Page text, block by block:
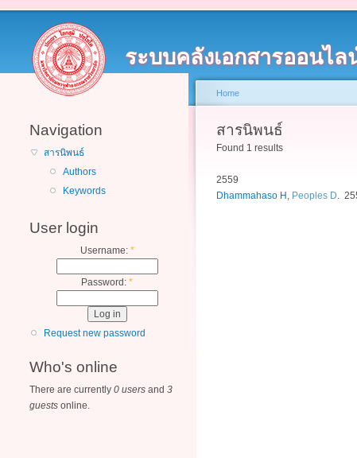
ระบบคลังเอกสารออนไ
Navigation
สารนิพนธ์
Authors
Keywords
User login
Username: *
Password: *
Request new password
Who's online
There are currently 0 users and 3
guests online.
Home
สารนิพนธ์
Found 1 results
2559
Dhammahaso H , Peoples D.